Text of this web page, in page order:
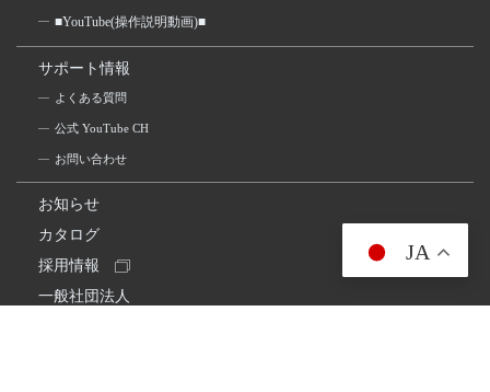
■YouTube(操作説明動画)■
サポート情報
よくある質問
公式 YouTube CH
お問い合わせ
お知らせ
カタログ
採用情報
一般社団法人
JA